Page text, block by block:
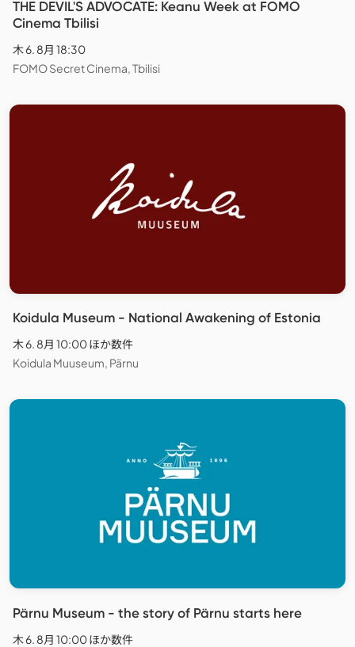
THE DEVIL'S ADVOCATE: Keanu Week at FOMO
Cinema Tbilisi
木 6. 8月 18:30
FOMO Secret Cinema, Tbilisi
Koidula Museum - National Awakening of Estonia
木 6. 8月 10:00 ほか数件
Koidula Muuseum, Pärnu
Pärnu Museum - the story of Pärnu starts here
木 6. 8月 10:00 ほか数件